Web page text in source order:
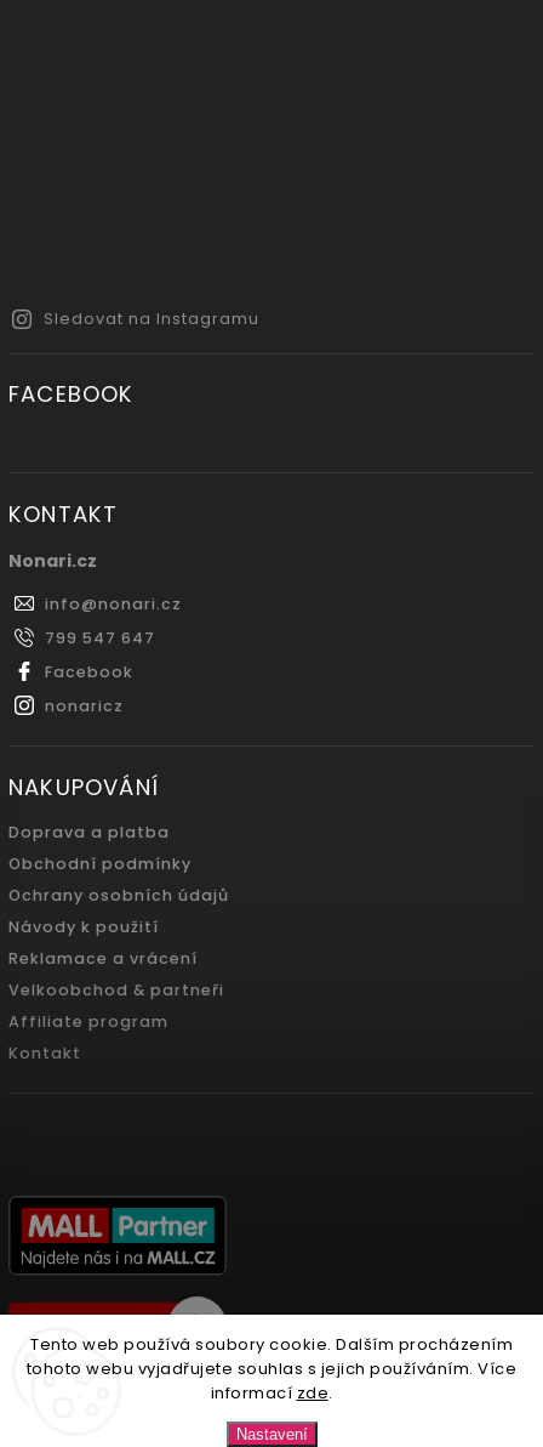
Tento web používá soubory cookie. Dalším procházením
tohoto webu vyjadřujete souhlas s jejich používáním. Více
informací zde.
Nastavení
Sledovat na Instagramu
FACEBOOK
KONTAKT
Nonari.cz
info@nonari.cz
799 547 647
Facebook
nonaricz
NAKUPOVÁNÍ
Doprava a platba
Obchodní podmínky
Ochrany osobních údajů
Návody k použití
Reklamace a vrácení
Velkoobchod & partneři
Affiliate program
Kontakt
Nonari.cz. Všechna práva vyhrazena.